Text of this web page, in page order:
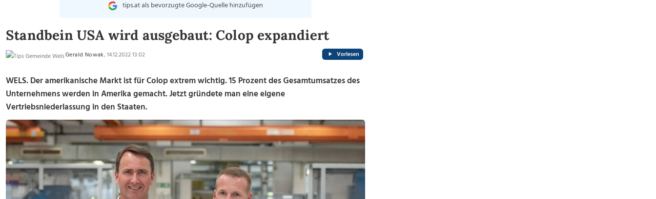
tips.at als bevorzugte Google-Quelle hinzufügen
Standbein USA wird ausgebaut: Colop expandiert
Gerald Nowak, 14.12.2022 13:02 Vorlesen
WELS. Der amerikanische Markt ist für Colop extrem wichtig. 15 Prozent des Gesamtumsatzes des
Unternehmens werden in Amerika gemacht. Jetzt gründete man eine eigene
Vertriebsniederlassung in den Staaten.